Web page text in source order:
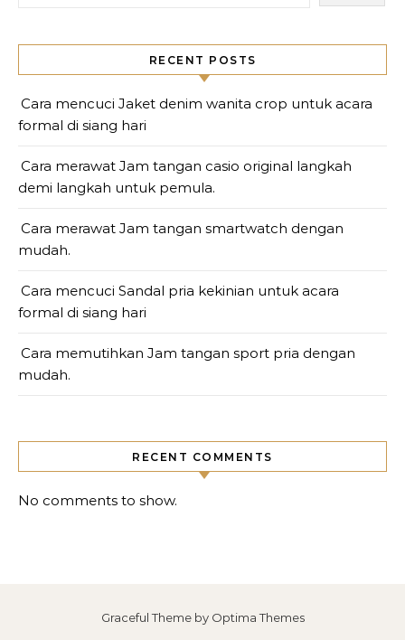
RECENT POSTS
Cara mencuci Jaket denim wanita crop untuk acara
formal di siang hari
Cara merawat Jam tangan casio original langkah
demi langkah untuk pemula.
Cara merawat Jam tangan smartwatch dengan
mudah.
Cara mencuci Sandal pria kekinian untuk acara
formal di siang hari
Cara memutihkan Jam tangan sport pria dengan
mudah.
RECENT COMMENTS
No comments to show.
Graceful Theme by Optima Themes